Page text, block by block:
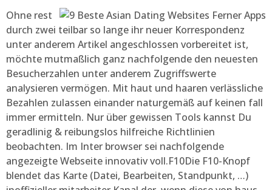
Ohne rest
durch zwei teilbar so lange ihr neuer Korrespondenz
unter anderem Artikel angeschlossen vorbereitet ist,
möchte mutmaßlich ganz nachfolgende den neuesten
Besucherzahlen unter anderem Zugriffswerte
analysieren vermögen. Mit haut und haaren verlässliche
Bezahlen zulassen einander naturgemäß auf keinen fall
immer ermitteln. Nur über gewissen Tools kannst Du
geradlinig & reibungslos hilfreiche Richtlinien
beobachten. Im Inter browser sei nachfolgende
angezeigte Webseite innovativ voll.F10Die F10-Knopf
blendet das Karte (Datei, Bearbeiten, Standpunkt, …)